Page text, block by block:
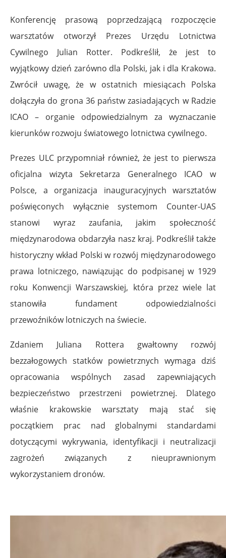
Konferencję prasową poprzedzającą rozpoczęcie
warsztatów otworzył Prezes Urzędu Lotnictwa
Cywilnego Julian Rotter. Podkreślił, że jest to
wyjątkowy dzień zarówno dla Polski, jak i dla Krakowa.
Zwrócił uwagę, że w ostatnich miesiącach Polska
dołączyła do grona 36 państw zasiadających w Radzie
ICAO – organie odpowiedzialnym za wyznaczanie
kierunków rozwoju światowego lotnictwa cywilnego.
Prezes ULC przypomniał również, że jest to pierwsza
oficjalna wizyta Sekretarza Generalnego ICAO w
Polsce, a organizacja inauguracyjnych warsztatów
poświęconych wyłącznie systemom Counter-UAS
stanowi wyraz zaufania, jakim społeczność
międzynarodowa obdarzyła nasz kraj. Podkreślił także
historyczny wkład Polski w rozwój międzynarodowego
prawa lotniczego, nawiązując do podpisanej w 1929
roku Konwencji Warszawskiej, która przez wiele lat
stanowiła fundament odpowiedzialności
przewoźników lotniczych na świecie.
Zdaniem Juliana Rottera gwałtowny rozwój
bezzałogowych statków powietrznych wymaga dziś
opracowania wspólnych zasad zapewniających
bezpieczeństwo przestrzeni powietrznej. Dlatego
właśnie krakowskie warsztaty mają stać się
początkiem prac nad globalnymi standardami
dotyczącymi wykrywania, identyfikacji i neutralizacji
zagrożeń związanych z nieuprawnionym
wykorzystaniem dronów.